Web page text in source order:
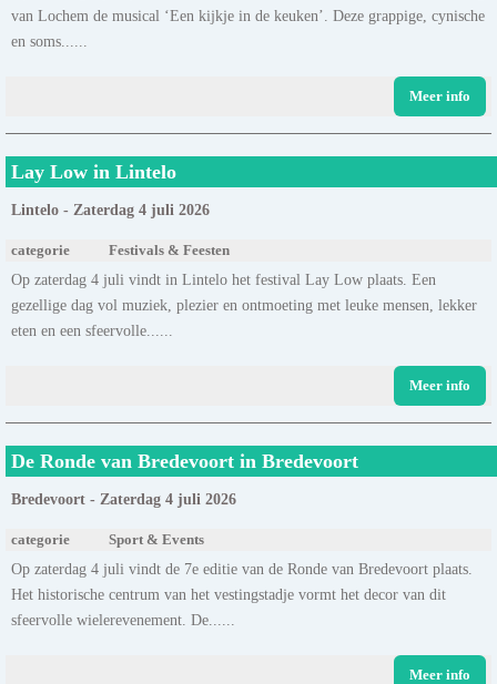
van Lochem de musical ‘Een kijkje in de keuken’. Deze grappige, cynische
en soms......
Meer info
Lay Low in Lintelo
Lintelo - Zaterdag 4 juli 2026
categorie Festivals & Feesten
Op zaterdag 4 juli vindt in Lintelo het festival Lay Low plaats. Een
gezellige dag vol muziek, plezier en ontmoeting met leuke mensen, lekker
eten en een sfeervolle......
Meer info
De Ronde van Bredevoort in Bredevoort
Bredevoort - Zaterdag 4 juli 2026
categorie Sport & Events
Op zaterdag 4 juli vindt de 7e editie van de Ronde van Bredevoort plaats.
Het historische centrum van het vestingstadje vormt het decor van dit
sfeervolle wielerevenement. De......
Meer info